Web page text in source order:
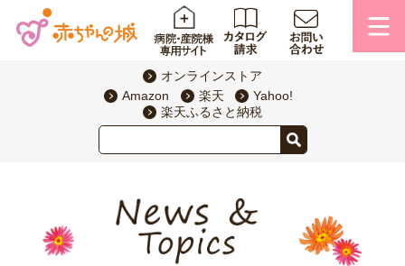
オンラインストア
Amazon
楽天
Yahoo!
楽天ふるさと納税